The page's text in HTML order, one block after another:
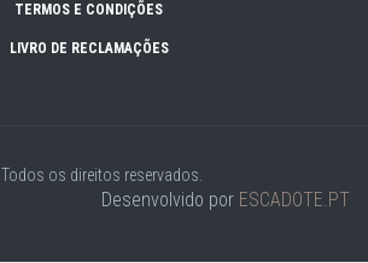
TERMOS E CONDIÇÕES
LIVRO DE RECLAMAÇÕES
Todos os direitos reservados.
Desenvolvido por ESCADOTE.PT